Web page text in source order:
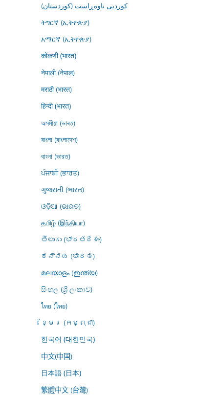
کوردیی ناوەڕاست (کوردستان)
ትግርኛ (ኢትዮጵያ)
አማርኛ (ኢትዮጵያ)
कोंकणी (भारत)
नेपाली (नेपाल)
मराठी (भारत)
हिन्दी (भारत)
অসমীয়া (ভাৰত)
বাংলা (বাংলাদেশ)
বাংলা (ভারত)
ਪੰਜਾਬੀ (ਭਾਰਤ)
ગુજરાતી (ભારત)
ଓଡ଼ିଆ (ଭାରତ)
தமிழ் (இந்தியா)
తెలుగు (భారతదేశం)
ಕನ್ನಡ (ಭಾರತ)
മലയാളം (ഇന്ത്യ)
සිංහල (ශ්‍රී ලංකාව)
ไทย (ไทย)
ខ្មែរ (កម្ពុជា)
한국어 (대한민국)
中文(中国)
日本語 (日本)
繁體中文 (台灣)